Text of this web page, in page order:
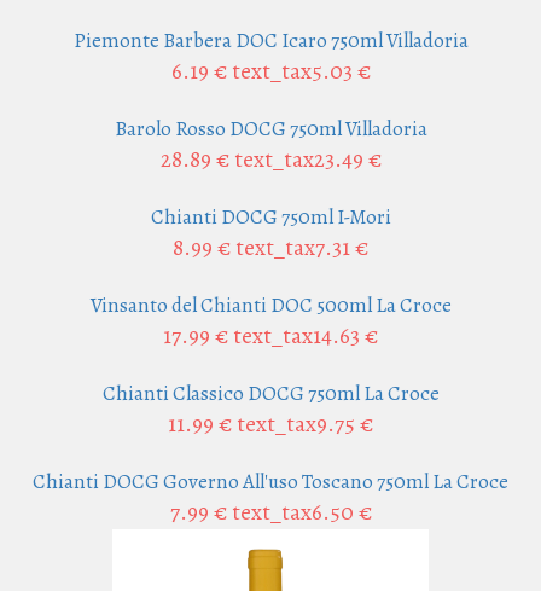
Piemonte Barbera DOC Icaro 750ml Villadoria
6.19 € text_tax5.03 €
Barolo Rosso DOCG 750ml Villadoria
28.89 € text_tax23.49 €
Chianti DOCG 750ml I-Mori
8.99 €text_tax7.31 €
Vinsanto del Chianti DOC 500ml La Croce
17.99 €text_tax14.63 €
Chianti Classico DOCG 750ml La Croce
11.99 €text_tax9.75 €
Chianti DOCG Governo All'uso Toscano 750ml La Croce
7.99 € text_tax6.50 €